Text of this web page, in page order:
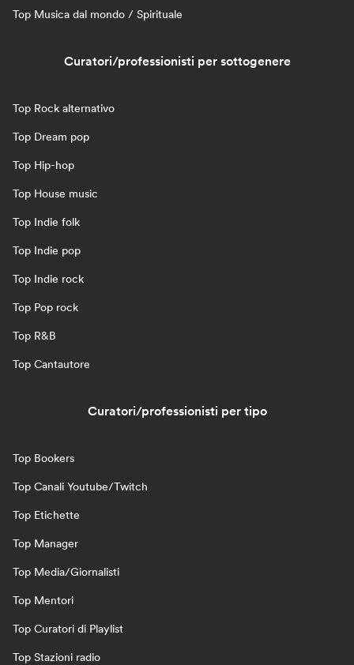
Top Musica dal mondo / Spirituale
Curatori/professionisti per sottogenere
Top Rock alternativo
Top Dream pop
Top Hip-hop
Top House music
Top Indie folk
Top Indie pop
Top Indie rock
Top Pop rock
Top R&B
Top Cantautore
Curatori/professionisti per tipo
Top Bookers
Top Canali Youtube/Twitch
Top Etichette
Top Manager
Top Media/Giornalisti
Top Mentori
Top Curatori di Playlist
Top Stazioni radio